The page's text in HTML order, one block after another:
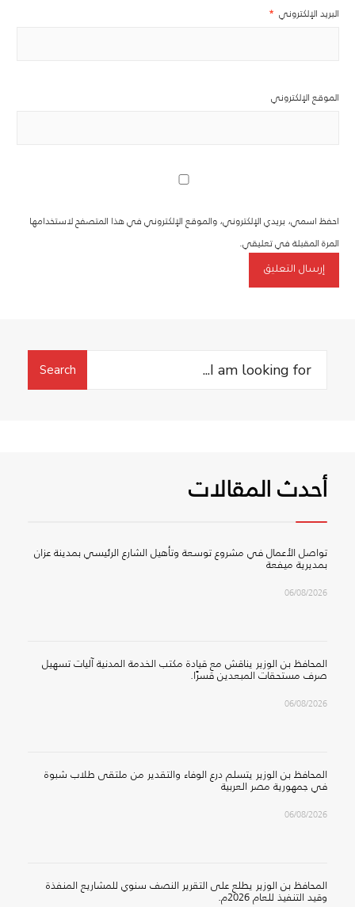
البريد الإلكتروني *
الموقع الإلكتروني
احفظ اسمي، بريدي الإلكتروني، والموقع الإلكتروني في هذا المتصفح لاستخدامها
المرة المقبلة في تعليقي.
Search
Search
أحدث المقالات
تواصل الأعمال في مشروع توسعة وتأهيل الشارع الرئيسي بمدينة عزان
بمديرية ميفعة
06/08/2026
المحافظ بن الوزير يناقش مع قيادة مكتب الخدمة المدنية آليات تسهيل
صرف مستحقات المبعدين قسرًا.
06/08/2026
المحافظ بن الوزير يتسلم درع الوفاء والتقدير من ملتقى طلاب شبوة
في جمهورية مصر العربية
06/08/2026
المحافظ بن الوزير يطلع على التقرير النصف سنوي للمشاريع المنفذة
وقيد التنفيذ للعام 2026م.